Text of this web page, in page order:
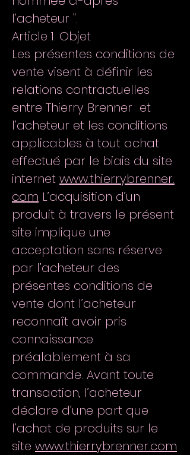
l’acheteur ".
Article 1. Objet
Les présentes conditions de
vente visent à définir les
relations contractuelles
entre Thierry Brenner et
l’acheteur et les conditions
applicables à tout achat
effectué par le biais du site
internet www.thierrybrenner.
com L’acquisition d’un
produit à travers le présent
site implique une
acceptation sans réserve
par l’acheteur des
présentes conditions de
vente dont l’acheteur
reconnaît avoir pris
connaissance
préalablement à sa
commande. Avant toute
transaction, l’acheteur
déclare d’une part que
l’achat de produits sur le
site www.thierrybrenner.com